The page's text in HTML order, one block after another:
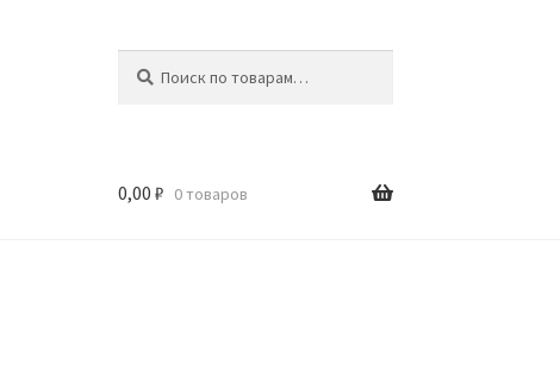
0,00 ₽ 0 товаров